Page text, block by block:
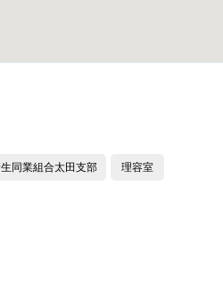
同業組合太田支部 理容室